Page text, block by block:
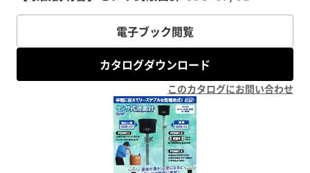
電子ブック閲覧
カタログダウンロード
このカタログにお問い合わせ